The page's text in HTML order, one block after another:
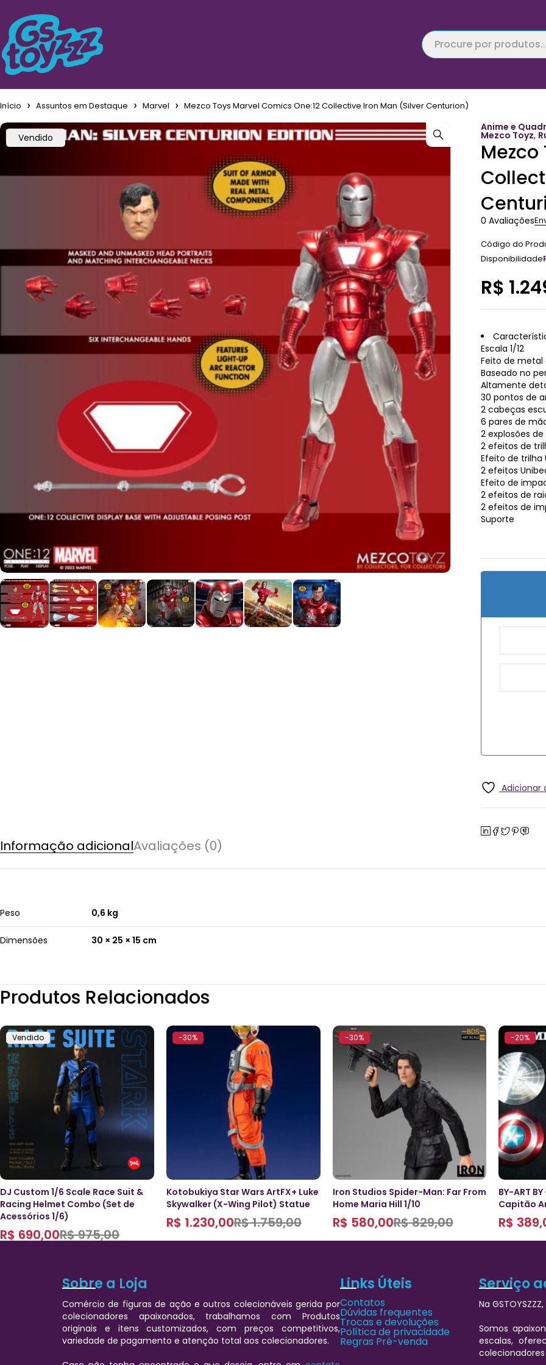
Início Assuntos em Destaque Marvel Mezco Toys Marvel Comics One:12 Collective Iron Man (Silver Centurion)
Vendido
Anime e
Mezco Toyz,
Mezco
0 Avaliações
Código do
Disponibilidade
R$
Escala 1/12
Feito de metal
Baseado no
Altamente
30 pontos de
2 cabeças
6 pares de
2 explosões
2 efeitos de
Efeito de trilha
2 efeitos
Efeito de
2 efeitos de
2 efeitos de
Suporte
Adicionar
Informação adicionalAvaliações (0)
Peso 0,6 kg
Dimensões 30 × 25 × 15 cm
Produtos Relacionados
Vendido
DJ Custom 1/6 Scale Race Suit &
Racing Helmet Combo (Set de
Acessórios 1/6)
R$975,00
R$ 690,00
-30%
Kotobukiya Star Wars ArtFX+ Luke
Skywalker (X-Wing Pilot) Statue
R$1.759,00
R$ 1.230,00
-30%
Iron Studios Spider-Man: Far From
Home Maria Hill 1/10
R$829,00
R$ 580,00
-20%
BY-ART
Capitão
R$
Sobre a Loja
Comércio de figuras de ação e outros colecionáveis gerida por
colecionadores apaixonados, trabalhamos com Produtos
originais e itens customizados, com preços competitivos,
variedade de pagamento e atenção total aos colecionadores.
Links Úteis
Contatos
Dúvidas frequentes
Trocas e devoluções
Política de privacidade
Regras Pré-venda
Serviço
Na
Somos
escalas,